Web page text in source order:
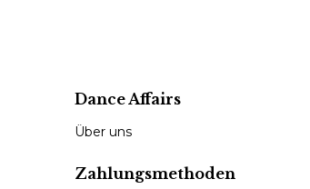
Dance Affairs
Über uns
Zahlungsmethoden